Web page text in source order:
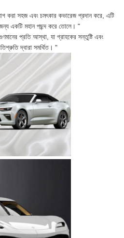
করা সহজ এবং চমৎকার কভারেজ প্রদান করে, এটি
একটি মহান পছন্দ করে তোলে। "
প্রতি আস্থা, যা গ্রাহকের সন্তুষ্টি এবং
দ্বারা সমর্থিত। "